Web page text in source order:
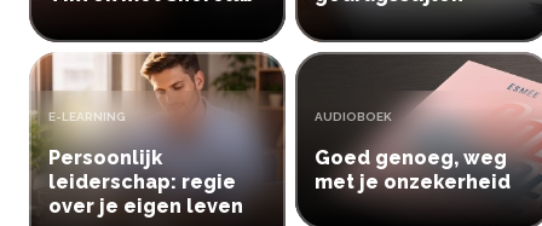
Persoonlijk
leiderschap: regie
over je eigen leven
TYPE:
E-LEARNING
Goed genoeg, weg
met je onzekerheid
TYPE:
AUDIOBOEK